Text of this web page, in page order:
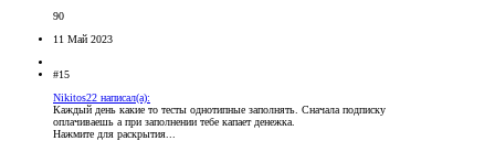
90
11 Май 2023
#15
Nikitos22 написал(а):
Каждый день какие то тесты однотипные заполнять. Сначала подписку
оплачиваешь а при заполнении тебе капает денежка.
Нажмите для раскрытия...